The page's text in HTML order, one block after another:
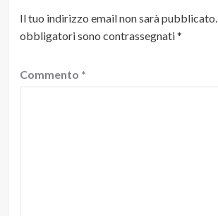
Il tuo indirizzo email non sarà pubblicato.
obbligatori sono contrassegnati*
Commento *